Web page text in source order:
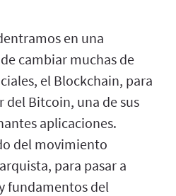
en una
cambiar muchas de
el Blockchain, para
Bitcoin, una de sus
aplicaciones.
del movimiento
para pasar a
fundamentos del